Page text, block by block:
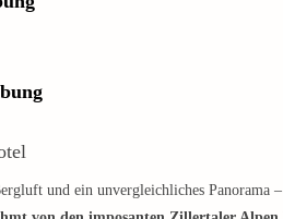
und ein unvergleichliches Panorama